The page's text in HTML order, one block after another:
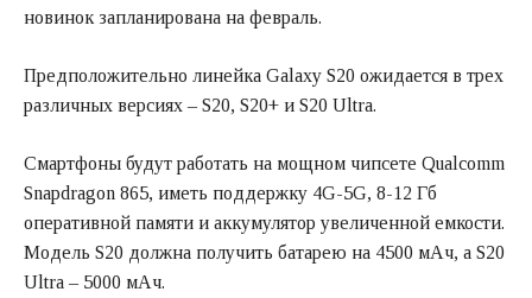
новинок запланирована на февраль.
Предположительно линейка Galaxy S20 ожидается в трех
различных версиях – S20, S20+ и S20 Ultra.
Смартфоны будут работать на мощном чипсете Qualcomm
Snapdragon 865, иметь поддержку 4G-5G, 8-12 Гб
оперативной памяти и аккумулятор увеличенной емкости.
Модель S20 должна получить батарею на 4500 мАч, а S20
Ultra – 5000 мАч.